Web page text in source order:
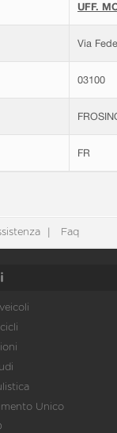
UFF.
Via
03100
FR
Faq
Unico